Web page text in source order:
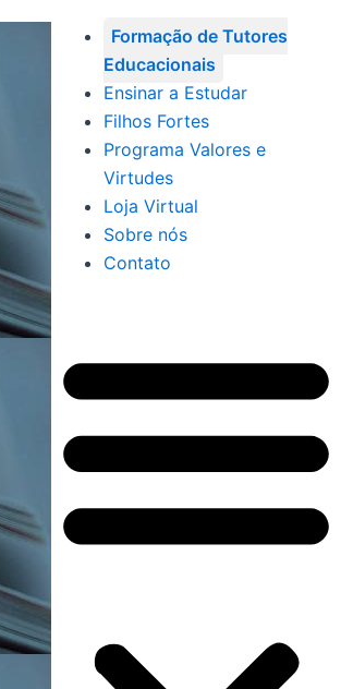
Formação de Tutores
Educacionais
Ensinar a Estudar
Filhos Fortes
Programa Valores e
Virtudes
Loja Virtual
Sobre nós
Contato